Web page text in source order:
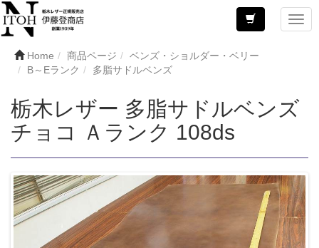
Home 商品ページ
ベンズ・ショルダー・ベリー
B～Eランク
多脂サドルベンズ
栃木レザー 多脂サドルベンズ
チョコ Ａランク 108ds